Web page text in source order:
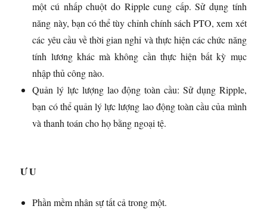
một cú nhấp chuột do Ripple cung cấp. Sử dụng tính
năng này, bạn có thể tùy chỉnh chính sách PTO, xem xét
các yêu cầu về thời gian nghỉ và thực hiện các chức năng
tính lương khác mà không cần thực hiện bất kỳ mục
nhập thủ công nào.
Quản lý lực lượng lao động toàn cầu: Sử dụng Ripple,
bạn có thể quản lý lực lượng lao động toàn cầu của mình
và thanh toán cho họ bằng ngoại tệ.
ƯU
Phần mềm nhân sự tất cả trong một.